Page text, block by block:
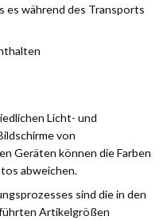
es während des Transports
Licht- und
von
Geräten können die Farben
abweichen.
sind die in den
Artikelgrößen